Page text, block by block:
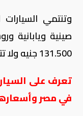
صينية ويابانية
131.500 جنيه ولا تتجاوز 175.000 جنيه.
في مصر